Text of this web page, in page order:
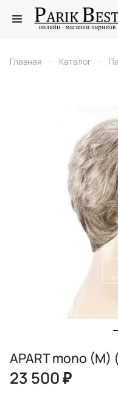
Главная – Каталог –
APART mono (M)
23 500 ₽